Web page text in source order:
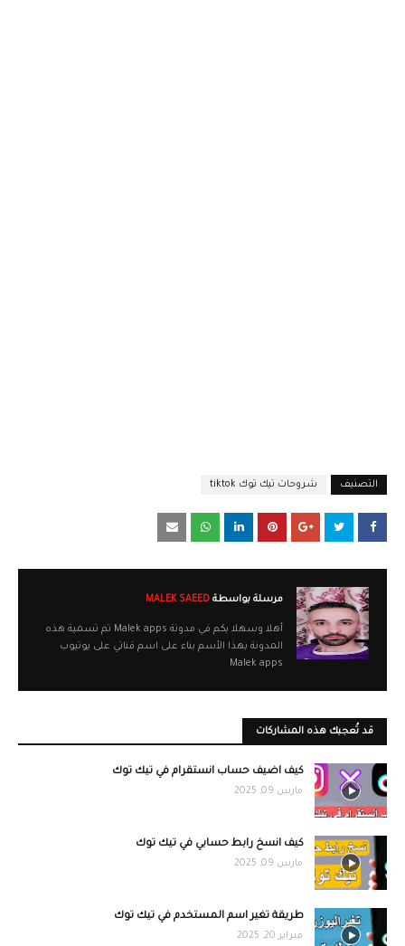
التصنيف شروحات تيك توك tiktok
مرسلة بواسطة
أهلا وسهلا بكم في مدونة Malek apps تم تسمية هذه
المدونة بهذا الأسم بناء على اسم قناتي على يوتيوب
Malek apps
قد تُعجبك هذه المشاركات
كيف اضيف حساب انستقرام في تيك توك
مارس 09, 2025
كيف انسخ رابط حسابي في تيك توك
مارس 09, 2025
طريقة تغير اسم المستخدم في تيك توك
فبراير 20, 2025